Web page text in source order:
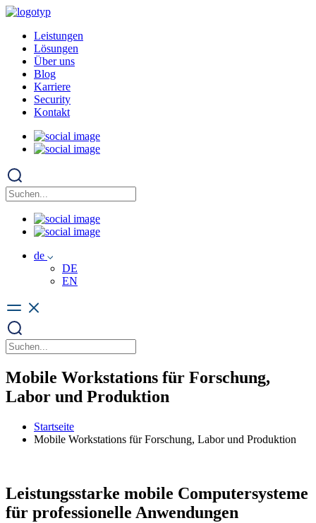
Leistungen
Lösungen
Über uns
Blog
Karriere
Security
Kontakt
de
DE
EN
Mobile Workstations für Forschung,
Labor und Produktion
Startseite
Mobile Workstations für Forschung, Labor und Produktion
Leistungsstarke mobile Computersysteme
für professionelle Anwendungen